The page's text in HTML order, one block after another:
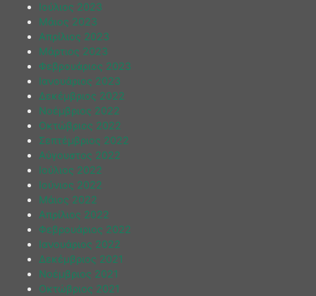
Ιούλιος 2023
Μάιος 2023
Απρίλιος 2023
Μάρτιος 2023
Φεβρουάριος 2023
Ιανουάριος 2023
Δεκέμβριος 2022
Νοέμβριος 2022
Οκτώβριος 2022
Σεπτέμβριος 2022
Αύγουστος 2022
Ιούλιος 2022
Ιούνιος 2022
Μάιος 2022
Απρίλιος 2022
Φεβρουάριος 2022
Ιανουάριος 2022
Δεκέμβριος 2021
Νοέμβριος 2021
Οκτώβριος 2021